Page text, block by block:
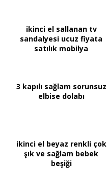
ikinci el sallanan tv
sandalyesi ucuz fiyata
satılık mobilya
3 kapılı sağlam sorunsuz
elbise dolabı
ikinci el beyaz renkli çok
şık ve sağlam bebek
beşiği